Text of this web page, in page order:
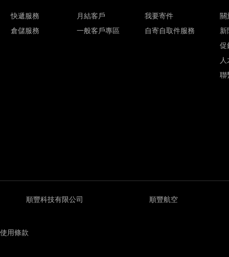
快遞服務
倉儲服務
月結客戶
一般客戶專區
我要寄件
自寄自取件服務
關
新
促
聯
順豐科技有限公司 順豐航空
使用條款